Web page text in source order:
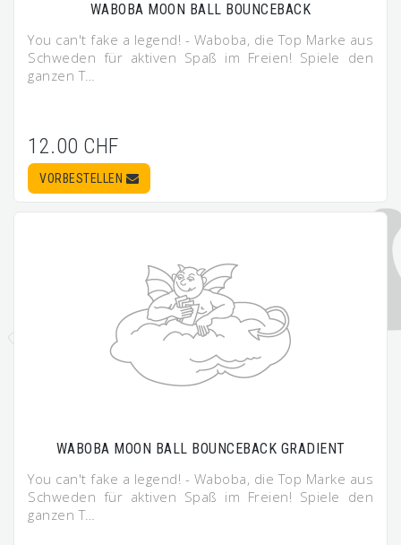
WABOBA MOON BALL BOUNCEBACK
You can't fake a legend! - Waboba, die Top Marke aus
Schweden für aktiven Spaß im Freien! Spiele den
ganzen T…
12.00 CHF
VORBESTELLEN
WABOBA MOON BALL BOUNCEBACK GRADIENT
You can't fake a legend! - Waboba, die Top Marke aus
Schweden für aktiven Spaß im Freien! Spiele den
ganzen T…